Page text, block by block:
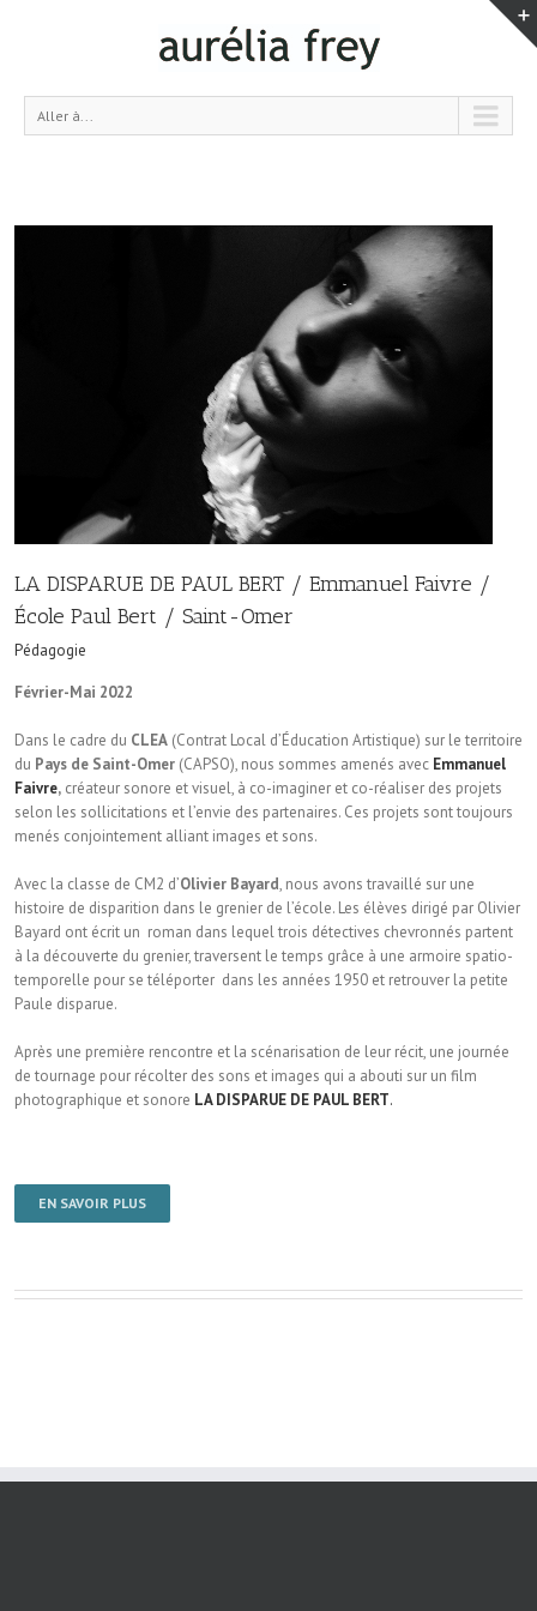
Aller à...
LA DISPARUE DE PAUL BERT / Emmanuel Faivre /
École Paul Bert / Saint-Omer
Pédagogie
Février-Mai 2022
Dans le cadre du CLEA (Contrat Local d’Éducation Artistique) sur le territoire
du Pays de Saint-Omer (CAPSO), nous sommes amenés avec Emmanuel
Faivre, créateur sonore et visuel, à co-imaginer et co-réaliser des projets
selon les sollicitations et l’envie des partenaires. Ces projets sont toujours
menés conjointement alliant images et sons.
Avec la classe de CM2 d’Olivier Bayard, nous avons travaillé sur une
histoire de disparition dans le grenier de l’école. Les élèves dirigé par Olivier
Bayard ont écrit un roman dans lequel trois détectives chevronnés partent
à la découverte du grenier, traversent le temps grâce à une armoire spatio-
temporelle pour se téléporter dans les années 1950 et retrouver la petite
Paule disparue.
Après une première rencontre et la scénarisation de leur récit, une journée
de tournage pour récolter des sons et images qui a abouti sur un film
photographique et sonore LA DISPARUE DE PAUL BERT.
EN SAVOIR PLUS